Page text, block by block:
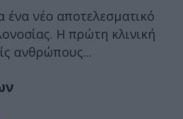
ένα νέο αποτελεσματικό
Η πρώτη κλινική
ανθρώπους...